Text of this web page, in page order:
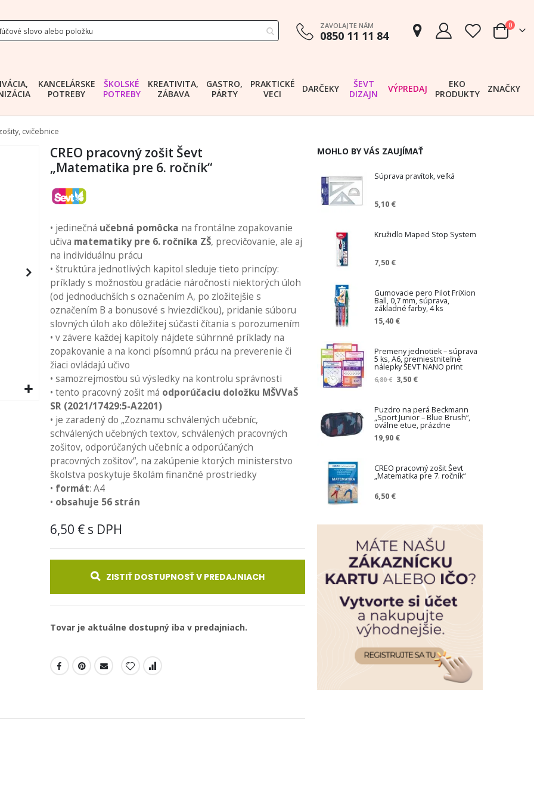
ZAVOLAJTE NÁM
0850 11 11 84 Cart
0
KANCELÁRSKE
POTREBY
ŠKOLSKÉ
POTREBY
KREATIVITA,
ZÁBAVA
GASTRO,
PÁRTY
PRAKTICKÉ
VECI
DARČEKY
ŠEVT
DIZAJN
VÝPREDAJ
EKO
PRODUKTY
ZNAČKY
cvičebnice
CREO pracovný zošit Ševt
„Matematika pre 6. ročník“
• jedinečná učebná pomôcka na frontálne zopakovanie
učiva matematiky pre 6. ročníka ZŠ, precvičovanie, ale aj
na individuálnu prácu
• štruktúra jednotlivých kapitol sleduje tieto princípy:
príklady s možnosťou gradácie náročnosti niektorých úloh
(od jednoduchších s označením A, po zložitejšie s
označením B a bonusové s hviezdičkou), pridanie súboru
slovných úloh ako dôležitej súčasti čítania s porozumením
• v závere každej kapitoly nájdete súhrnné príklady na
zopakovanie a na konci písomnú prácu na preverenie či
žiaci ovládajú učivo
• samozrejmosťou sú výsledky na kontrolu správnosti
• tento pracovný zošit má odporúčaciu doložku MŠVVaŠ
SR (2021/17429:5-A2201)
• je zaradený do „Zoznamu schválených učebníc,
schválených učebných textov, schválených pracovných
zošitov, odporúčaných učebníc a odporúčaných
pracovných zošitov“, na zakúpenie ktorých ministerstvo
školstva poskytuje školám finančné prostriedky
• formát: A4
• obsahuje 56 strán
6,50 €
ZISTIŤ DOSTUPNOSŤ V PREDAJNIACH
Tovar je aktuálne dostupný iba v predajniach.
MOHLO BY VÁS ZAUJÍMAŤ
Súprava pravítok, veľká
5,10 €
Kružidlo Maped Stop System
7,50 €
Gumovacie pero Pilot FriXion
Ball, 0,7 mm, súprava,
základné farby, 4 ks
15,40 €
Premeny jednotiek – súprava
5 ks, A6, premiestniteľné
nálepky ŠEVT NANO print
6,80 €
Z
ž
e
n
á
n
a
3,50 €
Puzdro na perá Beckmann
„Sport Junior – Blue Brush“,
oválne etue, prázdne
19,90 €
CREO pracovný zošit Ševt
„Matematika pre 7. ročník“
6,50 €